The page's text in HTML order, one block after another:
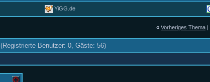
YiGG.de
« Vorheriges Thema |
(Registrierte Benutzer: 0, Gäste: 56)